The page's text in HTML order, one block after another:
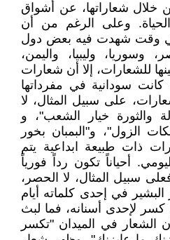
من خلال شعاراتها، عن أشواق
وعلى الرغم من أن
في وقت شهدت فيه بعض دول
وسوريا، وليبيا، واليمن،
للشعارات، إلا أن شعارات
كانت سودانية في مفرداتها
على سبيل المثال، لا
والثورة خيار الشعب"، و
الزول"، و"البمبان بخور
ذات طبيعة ابداعية يتم
أحياناً تكون رداً فورياً
سبيل المثال، لا الحصر،
في إحدى كلماته أيام
لإحدى أسنانه، فما لبث
الشعار في الميدان "تكسر